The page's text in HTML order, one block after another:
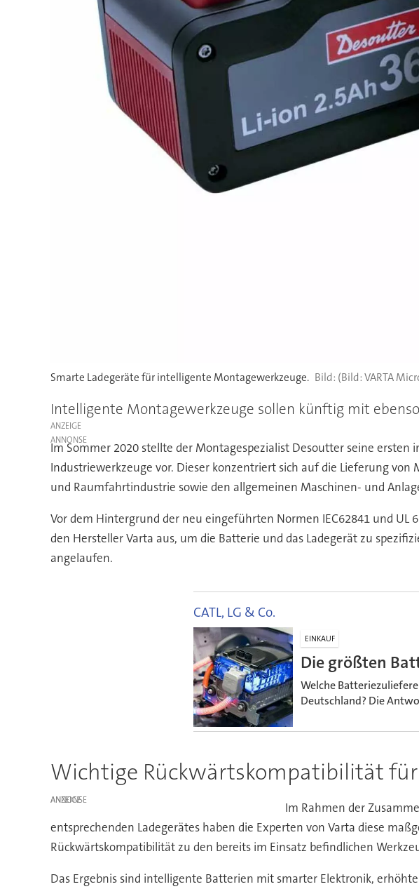
Smarte Ladegeräte für intelligente Montagewerkzeuge. (Bild: VARTA
Intelligente Montagewerkzeuge sollen künftig mit
ANZEIGE
Im Sommer 2020 stellte der Montagespezialist Desoutter seine
Industriewerkzeuge vor. Dieser konzentriert sich auf die Lieferung
und Raumfahrtindustrie sowie den allgemeinen Maschinen- und
Vor dem Hintergrund der neu eingeführten Normen IEC62841 und
den Hersteller Varta aus, um die Batterie und das Ladegerät zu
angelaufen.
CATL, LG & Co.
EINKAUF
Die größten
Welche
Deutschland? Die
Wichtige Rückwärtskompatibilität für
ANZEIGE Im Rahmen der
entsprechenden Ladegerätes haben die Experten von Varta diese
Rückwärtskompatibilität zu den bereits im Einsatz befindlichen
Das Ergebnis sind intelligente Batterien mit smarter Elektronik,